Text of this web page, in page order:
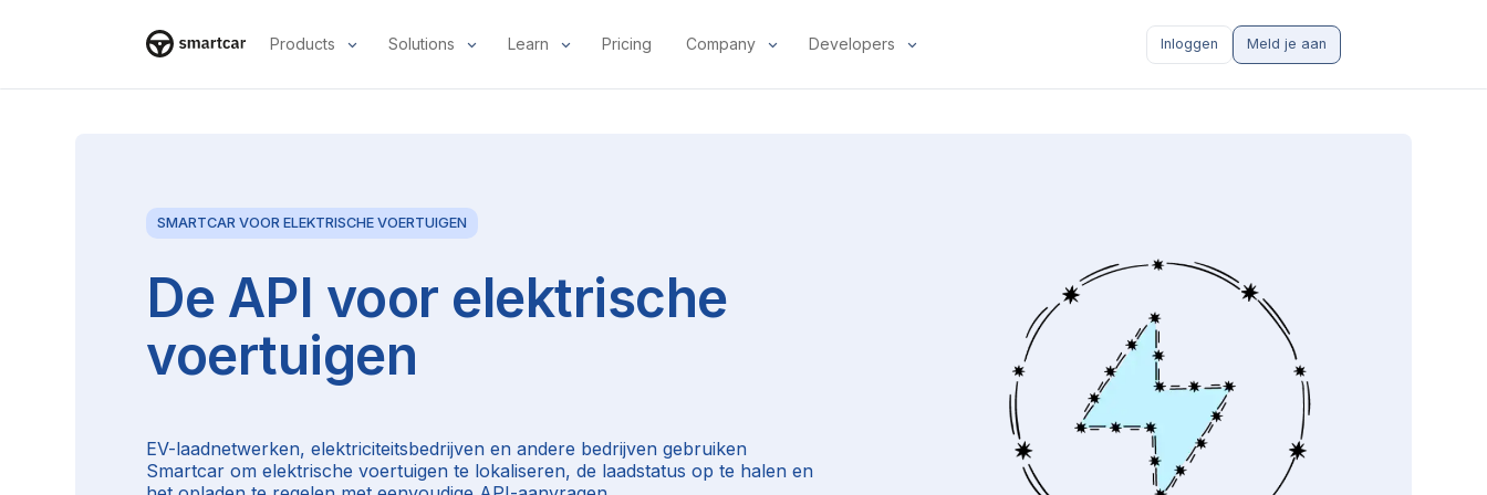
Products Solutions Learn Pricing Company Developers Inloggen Meld je aan
SMARTCAR VOOR ELEKTRISCHE VOERTUIGEN
De API voor elektrische
voertuigen
EV-laadnetwerken, elektriciteitsbedrijven en andere bedrijven gebruiken
Smartcar om elektrische voertuigen te lokaliseren, de laadstatus op te halen en